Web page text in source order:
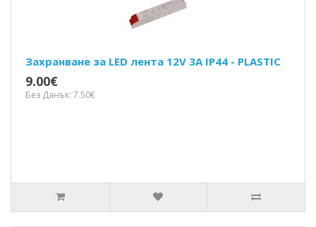
Захранване за LED лента 12V 3A IP44 - PLASTIC
9.00€
Без Данък: 7.50€